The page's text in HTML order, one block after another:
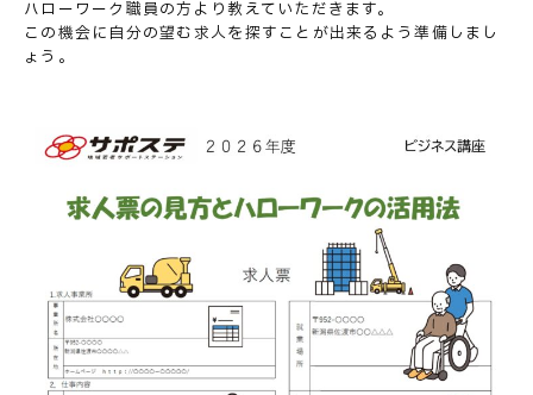
ハローワーク職員の方より教えていただきます。
この機会に自分の望む求人を探すことが出来るよう準備しまし
ょう。